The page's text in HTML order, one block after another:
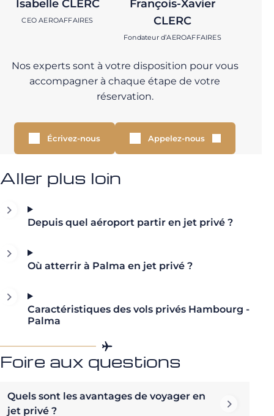
Isabelle CLERC
CEO AEROAFFAIRES
François-Xavier
CLERC
Fondateur d’AEROAFFAIRES
Nos experts sont à votre disposition pour vous
accompagner à chaque étape de votre
réservation.
Écrivez-nous Appelez-nous
Aller plus loin
Depuis quel aéroport partir en jet privé ?
Où atterrir à Palma en jet privé ?
Caractéristiques des vols privés Hambourg -
Palma
Foire aux questions
Quels sont les avantages de voyager en
jet privé ?